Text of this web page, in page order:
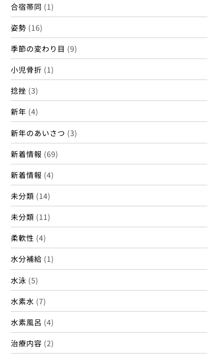
合宿帯同 (1)
姿勢 (16)
季節の変わり目 (9)
小児骨折 (1)
捻挫 (3)
新年 (4)
新年のあいさつ (3)
新着情報 (69)
新着情報 (4)
未分類 (14)
未分類 (11)
柔軟性 (4)
水分補給 (1)
水泳 (5)
水素水 (7)
水素風呂 (4)
治療内容 (2)